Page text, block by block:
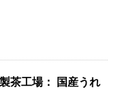
茶工場： 国産うれ